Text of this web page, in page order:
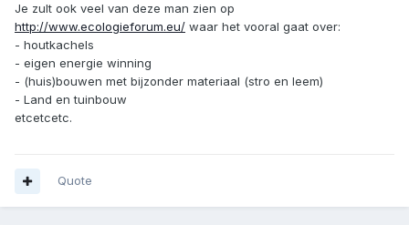
Je zult ook veel van deze man zien op
http://www.ecologieforum.eu/ waar het vooral gaat over:
- houtkachels
- eigen energie winning
- (huis)bouwen met bijzonder materiaal (stro en leem)
- Land en tuinbouw
etcetcetc.
Quote